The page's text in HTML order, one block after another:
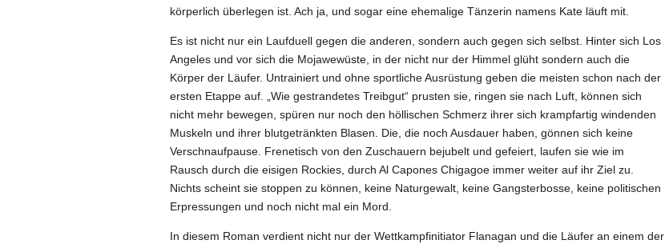
körperlich überlegen ist. Ach ja, und sogar eine ehemalige Tänzerin namens Kate läuft mit.
Es ist nicht nur ein Laufduell gegen die anderen, sondern auch gegen sich selbst. Hinter sich Los
Angeles und vor sich die Mojawewüste, in der nicht nur der Himmel glüht sondern auch die
Körper der Läufer. Untrainiert und ohne sportliche Ausrüstung geben die meisten schon nach der
ersten Etappe auf. „Wie gestrandetes Treibgut“ prusten sie, ringen sie nach Luft, können sich
nicht mehr bewegen, spüren nur noch den höllischen Schmerz ihrer sich krampfartig windenden
Muskeln und ihrer blutgetränkten Blasen. Die, die noch Ausdauer haben, gönnen sich keine
Verschnaufpause. Frenetisch von den Zuschauern bejubelt und gefeiert, laufen sie wie im
Rausch durch die eisigen Rockies, durch Al Capones Chigagoe immer weiter auf ihr Ziel zu.
Nichts scheint sie stoppen zu können, keine Naturgewalt, keine Gangsterbosse, keine politischen
Erpressungen und noch nicht mal ein Mord.
In diesem Roman verdient nicht nur der Wettkampfinitiator Flanagan und die Läufer an einem der